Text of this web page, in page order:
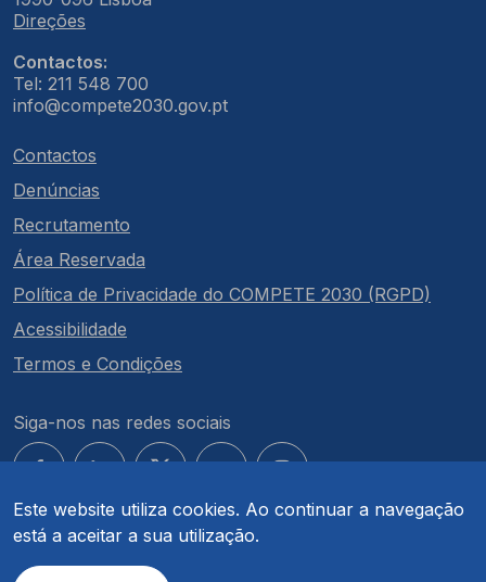
Este website utiliza cookies. Ao continuar a navegação
está a aceitar a sua utilização.
Direções
Contactos:
Tel: 211 548 700
info@compete2030.gov.pt
Contactos
Denúncias
Recrutamento
Área Reservada
Política de Privacidade do COMPETE 2030 (RGPD)
Acessibilidade
Termos e Condições
Siga-nos nas redes sociais